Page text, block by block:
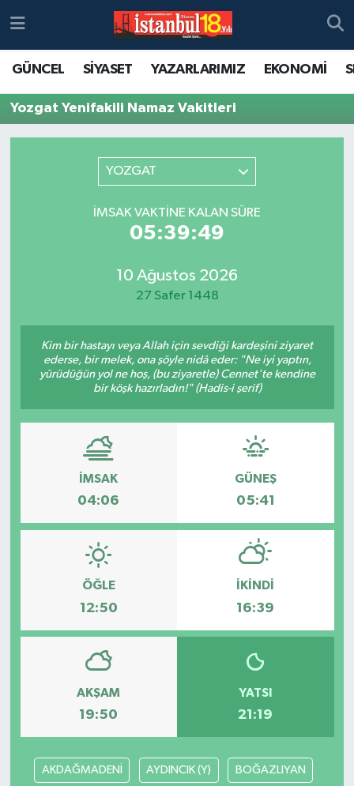
GÜNCEL SİYASET YAZARLARIMIZ EKONOMİ
Yozgat Yenifakili Namaz Vakitleri
YOZGAT
İMSAK VAKTINE KALAN SÜRE
05:39:49
10 Ağustos 2026
27 Safer 1448
Kim bir hastayı veya Allah için sevdiği kardeşini ziyaret
ederse, bir melek, ona şöyle nidâ eder: "Ne iyi yaptın,
yürüdüğün yol ne hoş, (bu ziyaretle) Cennet'te kendine
bir köşk hazırladın!" (Hadis-i şerif)
İMSAK
04:06
GÜNEŞ
05:41
ÖĞLE
12:50
İKINDI
16:39
AKŞAM
19:50
YATSI
21:19
AKDAĞMADENİ AYDINCIK (Y) BOĞAZLIYAN